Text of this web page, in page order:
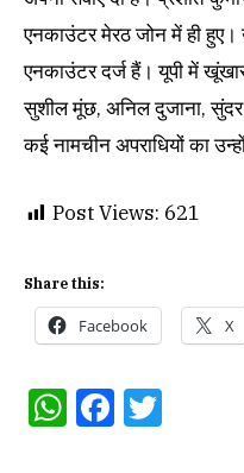
एनकाउंटर मेरठ जोन में ही
एनकाउंटर दर्ज हैं। यूपी में
सुशील मूंछ, अनिल दुजाना, सुंदर
कई नामचीन अपराधियों का
Post Views: 621
Share this:
Facebook X
WhatsApp